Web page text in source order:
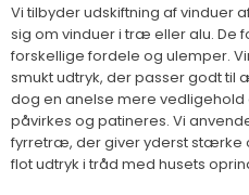
Vi tilbyder udskiftning af vinduer
sig om vinduer i træ eller alu. De
forskellige fordele og ulemper.
smukt udtryk, der passer godt
dog en anelse mere
påvirkes og patineres. Vi
fyrretræ, der giver yderst stærke
flot udtryk i tråd med husets